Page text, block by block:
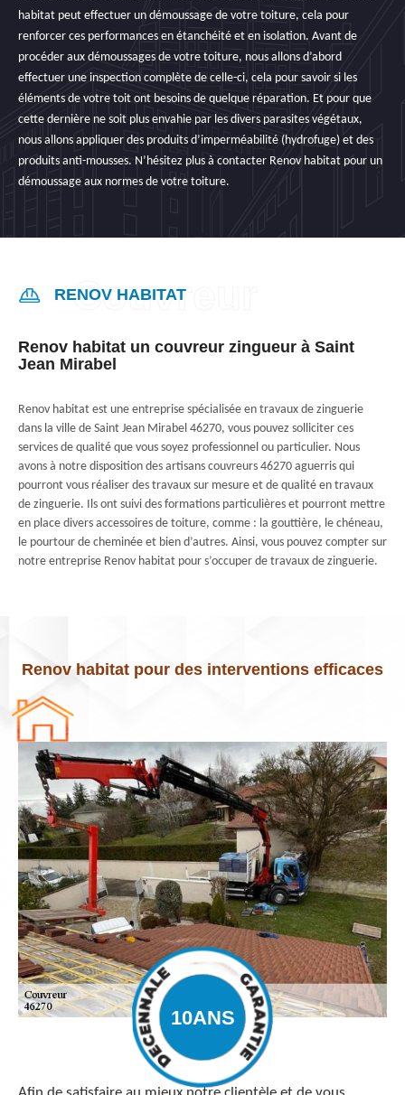
habitat peut effectuer un démoussage de votre toiture, cela pour
renforcer ces performances en étanchéité et en isolation. Avant de
procéder aux démoussages de votre toiture, nous allons d’abord
effectuer une inspection complète de celle-ci, cela pour savoir si les
éléments de votre toit ont besoins de quelque réparation. Et pour que
cette dernière ne soit plus envahie par les divers parasites végétaux,
nous allons appliquer des produits d’imperméabilité (hydrofuge) et des
produits anti-mousses. N’hésitez plus à contacter Renov habitat pour un
démoussage aux normes de votre toiture.
RENOV HABITAT
Renov habitat un couvreur zingueur à Saint
Jean Mirabel
Renov habitat est une entreprise spécialisée en travaux de zinguerie
dans la ville de Saint Jean Mirabel 46270, vous pouvez solliciter ces
services de qualité que vous soyez professionnel ou particulier. Nous
avons à notre disposition des artisans couvreurs 46270 aguerris qui
pourront vous réaliser des travaux sur mesure et de qualité en travaux
de zinguerie. Ils ont suivi des formations particulières et pourront mettre
en place divers accessoires de toiture, comme : la gouttière, le chéneau,
le pourtour de cheminée et bien d’autres. Ainsi, vous pouvez compter sur
notre entreprise Renov habitat pour s’occuper de travaux de zinguerie.
Renov habitat pour des interventions efficaces